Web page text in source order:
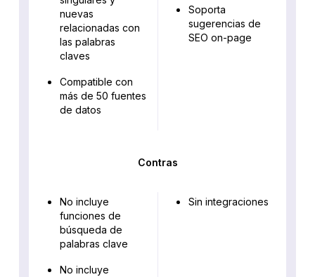
nuevas
relacionadas con
las palabras
claves
Compatible con
más de 50 fuentes
de datos
Soporta
sugerencias de
SEO on-page
Contras
No incluye
funciones de
búsqueda de
palabras clave
No incluye
Sin integraciones